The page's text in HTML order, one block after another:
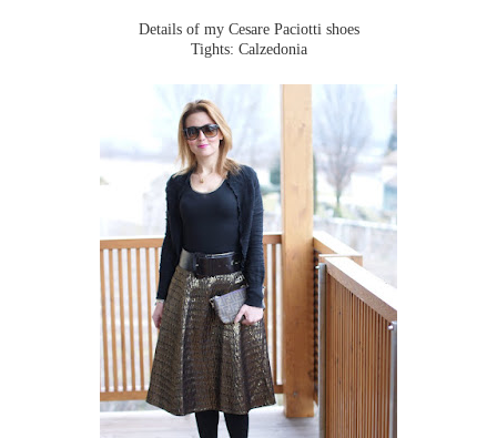
Details of my Cesare Paciotti shoes
Tights: Calzedonia